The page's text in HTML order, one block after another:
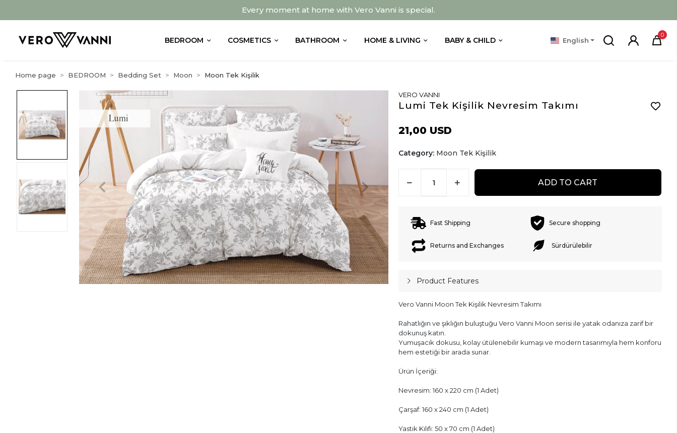
Every moment at home with Vero Vanni is special.
BEDROOM COSMETICS BATHROOM HOME & LIVING BABY & CHILD English
0
Home page BEDROOM Bedding Set Moon Moon Tek Kişilik
VERO VANNI
Lumi Tek Kişilik Nevresim Takımı
21,00 USD
Category: Moon Tek Kişilik
ADD TO CART
Fast Shipping Secure shopping
Returns and Exchanges Sürdürülebilir
Product Features
Vero Vanni Moon Tek Kişilik Nevresim Takımı
Rahatlığın ve şıklığın buluştuğu Vero Vanni Moon serisi ile yatak odanıza zarif bir
dokunuş katın.
Yumuşacık dokusu, kolay ütülenebilir kumaşı ve modern tasarımıyla hem konforu
hem estetiği bir arada sunar.
Ürün İçeriği:
Nevresim: 160 x 220 cm (1 Adet)
Çarşaf: 160 x 240 cm (1 Adet)
Yastık Kılıfı: 50 x 70 cm (1 Adet)